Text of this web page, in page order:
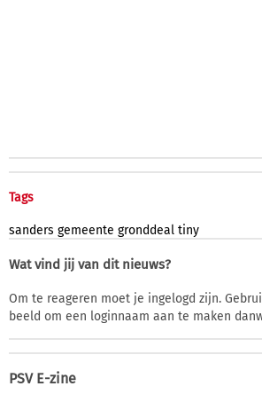
Tags
sanders gemeente gronddeal tiny
Wat vind jij van dit nieuws?
Om te reageren moet je ingelogd zijn.
beeld om een loginnaam aan te maken
PSV E-zine